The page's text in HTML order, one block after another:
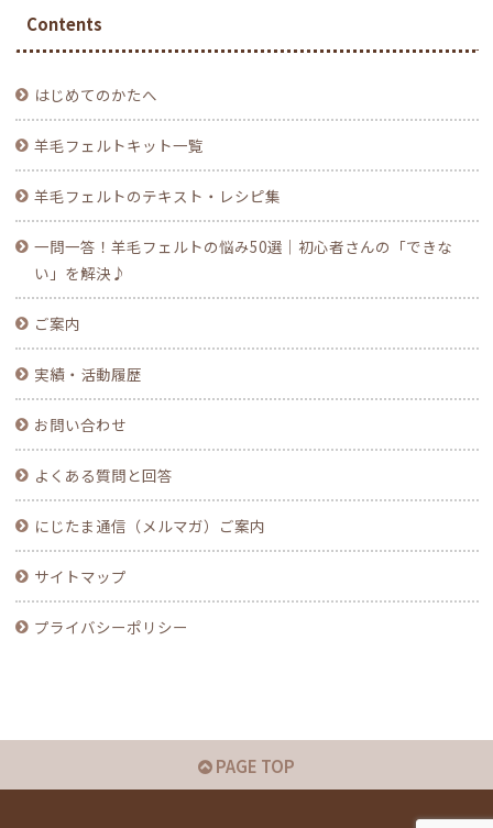
Contents
はじめてのかたへ
羊毛フェルトキット一覧
羊毛フェルトのテキスト・レシピ集
一問一答！羊毛フェルトの悩み50選｜初心者さんの「できな
い」を解決♪
ご案内
実績・活動履歴
お問い合わせ
よくある質問と回答
にじたま通信（メルマガ）ご案内
サイトマップ
プライバシーポリシー
PAGE TOP